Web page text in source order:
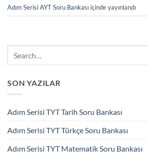
Adım Serisi AYT Soru Bankası içinde yayınlandı
SON YAZILAR
Adım Serisi TYT Tarih Soru Bankası
Adım Serisi TYT Türkçe Soru Bankası
Adım Serisi TYT Matematik Soru Bankası